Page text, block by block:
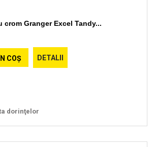
crom Granger Excel Tandy...
COŞ DETALII
dorinţelor